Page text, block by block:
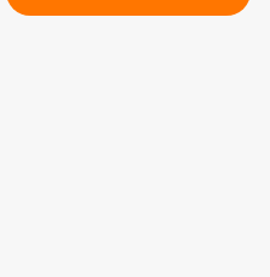
limite ! >